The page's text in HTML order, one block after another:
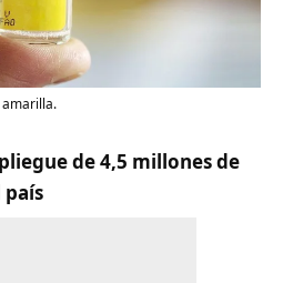
de 4,5 millones de